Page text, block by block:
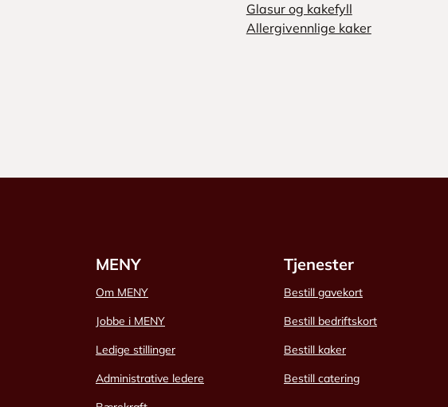
Glasur og kakefyll
Allergivennlige kaker
MENY
Om MENY
Jobbe i MENY
Ledige stillinger
Administrative ledere
Tjenester
Bestill gavekort
Bestill bedriftskort
Bestill kaker
Bestill catering